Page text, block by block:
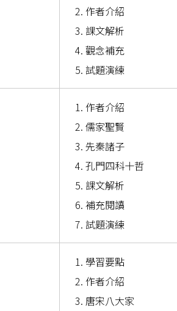
作者介紹
課文解析
觀念補充
試題演練
作者介紹
儒家聖賢
先秦諸子
孔門四科十哲
課文解析
補充閱讀
試題演練
學習要點
作者介紹
唐宋八大家